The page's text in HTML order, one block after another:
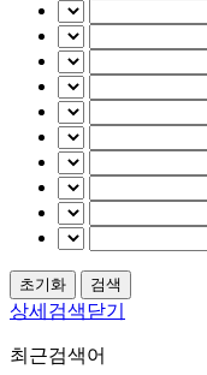
상세검색닫기
최근검색어